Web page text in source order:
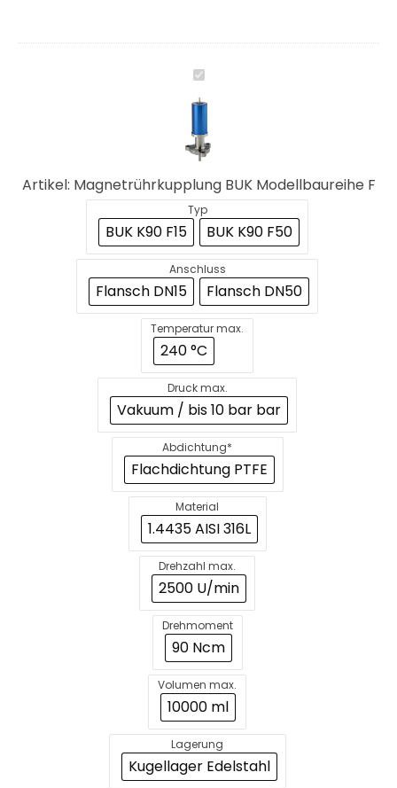
Magnetrührkupplung
BUK
F
Artikel: Magnetrührkupplung BUK Modellbaureihe F
Typ
BUK K90 F15 BUK K90 F50
Anschluss
Flansch DN15 Flansch DN50
Temperatur max.
240 °C
Druck max.
Vakuum / bis 10 bar bar
Abdichtung*
Flachdichtung PTFE
Material
1.4435 AISI 316L
Drehzahl max.
2500 U/min
Drehmoment
90 Ncm
Volumen max.
10000 ml
Lagerung
Kugellager Edelstahl